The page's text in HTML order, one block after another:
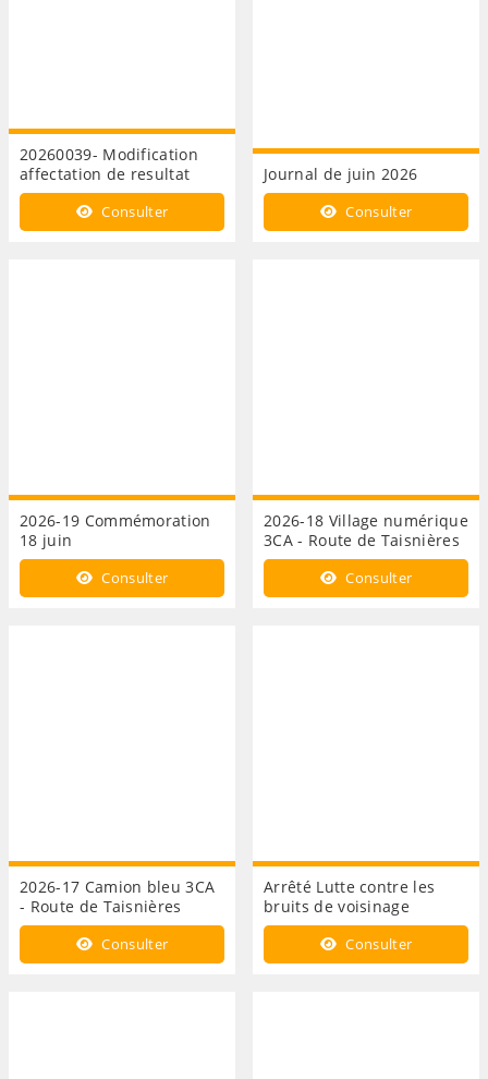
20260039- Modification
affectation de resultat
Consulter
Journal de juin 2026
Consulter
2026-19 Commémoration
18 juin
Consulter
2026-18 Village numérique
3CA - Route de Taisnières
Consulter
2026-17 Camion bleu 3CA
- Route de Taisnières
Consulter
Arrêté Lutte contre les
bruits de voisinage
Consulter